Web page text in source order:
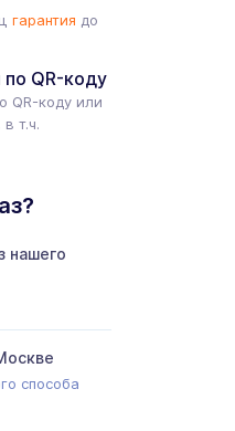
гарантия до
по QR-коду
QR-коду или
т.ч.
нашего
способа